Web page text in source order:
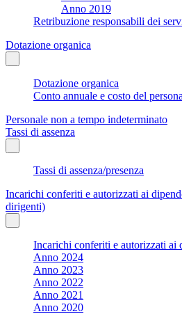
Anno 2019
Retribuzione responsabili dei
Dotazione organica
Dotazione organica
Conto annuale e costo del
Personale non a tempo indeterminato
Tassi di assenza
Tassi di assenza/presenza
Incarichi conferiti e autorizzati ai
dirigenti)
Incarichi conferiti e autorizzati ai
Anno 2024
Anno 2023
Anno 2022
Anno 2021
Anno 2020